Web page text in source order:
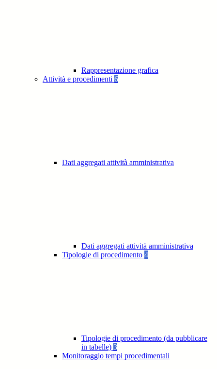
Rappresentazione grafica
Attività e procedimenti 6
Dati aggregati attività amministrativa
Dati aggregati attività amministrativa
Tipologie di procedimento 4
Tipologie di procedimento (da pubblicare
in tabelle) 3
Monitoraggio tempi procedimentali